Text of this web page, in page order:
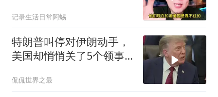
记录生活日常阿蜴
特朗普叫停对伊朗动手，
美国却悄悄关了5个领事
侃侃世界之最